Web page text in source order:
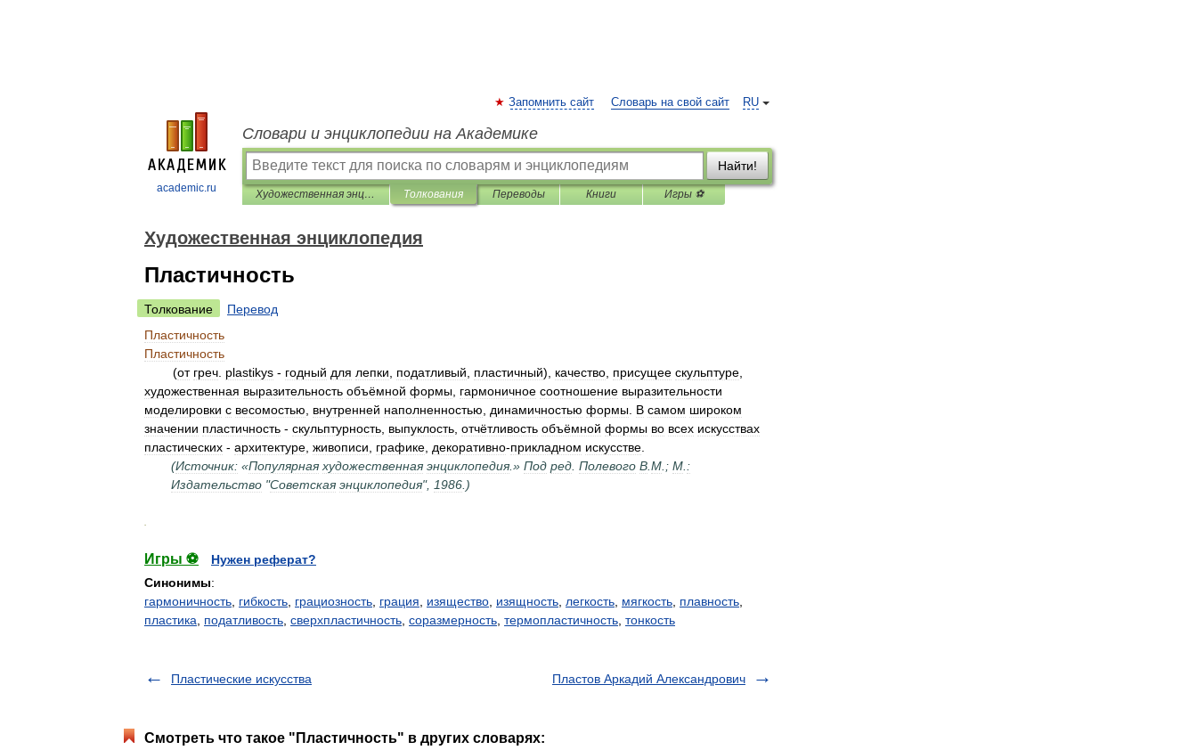
academic.ru
RU
Запомнить сайт Словарь на свой сайт
Словари и энциклопедии на Академике
Найти!
Художественная энциклопедия Толкования Переводы Книги Игры ⚽
Художественная энциклопедия
Пластичность
Толкование
Перевод
Пластичность
Пластичность
(от греч plastikуs - годный для лепки податливый пластичный), качество присущее скульптуре
художественная выразительность объёмной формы гармоничное соотношение выразительности
моделировки с весомостью внутренней наполненностью динамичностью формы В самом широком
значении пластичность - скульптурность выпуклость отчётливость объёмной формы во всех искусствах
пластических - архитектуре живописи графике декоративно-прикладном искусстве
(Источник: «Популярная художественная энциклопедия .» Под ред Полевого В М .; М :
Издательство "Советская энциклопедия", 1986 .)
Игры ⚽
Нужен реферат?
Синонимы:
гармоничность гибкость грациозность грация изящество изящность легкость мягкость плавность
пластика
податливость сверхпластичность соразмерность термопластичность тонкость
Пластические искусства Пластов Аркадий Александрович
Смотреть что такое "Пластичность" в других словарях: